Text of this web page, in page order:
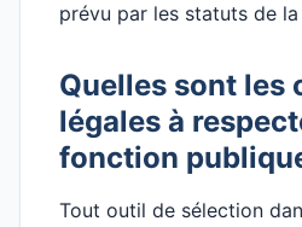
prévu par les statuts de
Quelles sont les
légales à
fonction
Tout outil de sélection